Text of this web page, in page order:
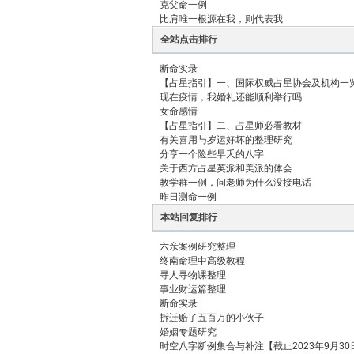
沉
默
克父命一例
比肩唯一根源在我，则代表我
全站点击排行
断命实录
【占星指引】一、国际权威占星协会及机构一
现在疫情，我婚礼还能顺利举行吗
女命感情
【占星指引】二、占星师必看教材
有关喜用与岁运好坏的整理研究
分享一个险些早夭的八字
关于西方占星英派和美派的体会
教学群一例，问老师为什么没接电话
昨日测命一例
本站回复排行
六亲案例研究整理
终南命理中高级教程
寻人寻物课整理
事业财运篇整理
断命实录
拆迁赔了五百万的小伙子
婚姻专题研究
时空八字断例集合与补注【截止2023年9月30